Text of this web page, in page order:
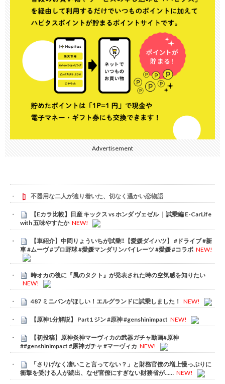
Advertisement
不器用な二人が辿り着いた、切なく温かい恋物語
【Eカラ比較】日産 キックス vs ホンダ ヴェゼル ｜試乗編 E-CarLife
with 五味やすたか NEW!
【車紹介】中岡りょういちが試乗‼️【愛媛ダイハツ】 #ドライブ #新
車 #ムーヴ #プロ野球 #愛媛マンダリンパイレーツ #愛媛 #コラボ NEW!
時オカの後に『風のタクト』が発表された時の空気感を知りたい
NEW!
487 ミニバンがほしい！エルグランドに試乗しました！ NEW!
【原神1分解説】 Part1 ジン #原神 #genshinimpact NEW!
【初投稿】原神炎神マーヴィカの武器ガチャ動画#原神
##genshinimpact #原神ガチャ #マーヴィカ NEW!
「さりげなく凄いこと言ってない？」と財務官僚の増上慢っぷりに
衝撃を受ける人が続出、なぜ官僚にすぎない財務省が…… NEW!